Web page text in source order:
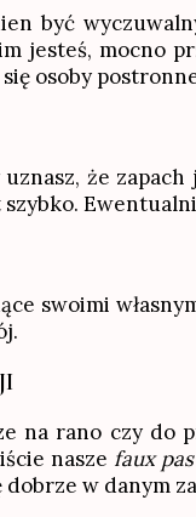
być
jesteś, mocno
osoby
że
swoimi
na rano czy
nasze faux pas
w danym